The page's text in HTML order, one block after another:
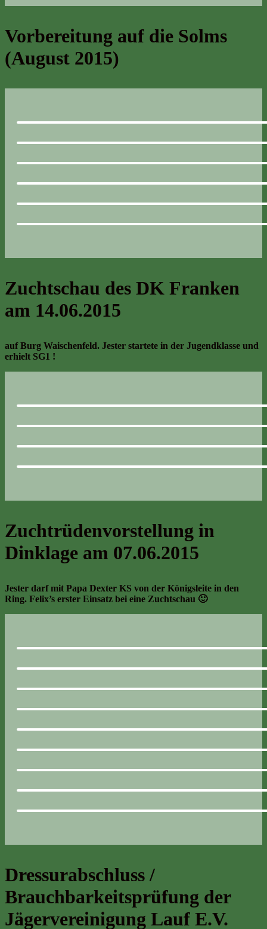
Vorbereitung auf die Solms
(August 2015)
Zuchtschau des DK Franken
am 14.06.2015
auf Burg Waischenfeld. Jester startete in der Jugendklasse und
erhielt SG1 !
Zuchtrüdenvorstellung in
Dinklage am 07.06.2015
Jester darf mit Papa Dexter KS von der Königsleite in den
Ring. Felix’s erster Einsatz bei eine Zuchtschau 🙂
Dressurabschluss /
Brauchbarkeitsprüfung der
Jägervereinigung Lauf E.V.